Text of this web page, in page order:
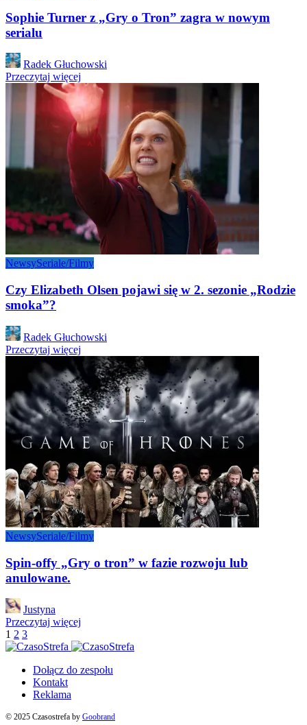
Sophie Turner z „Gry o Tron” zagra w nowym
serialu
Posted
by
Radek Głuchowski
Przeczytaj więcej
NewsySeriale/Filmy
Czy Elizabeth Olsen pojawi się w 2. sezonie „Rodzie
smoka”?
Posted
by
Radek Głuchowski
Przeczytaj więcej
NewsySeriale/Filmy
Spin-offy „Gry o tron” w fazie rozwoju lub
anulowane.
Posted
by
Justyna
Przeczytaj więcej
1 2 3
Dołącz do zespołu
Kontakt
Reklama
© 2025 Czasostrefa by Goobrand